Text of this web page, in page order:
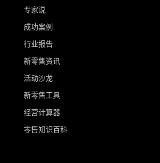
专家说
成功案例
行业报告
新零售资讯
活动沙龙
新零售工具
经营计算器
零售知识百科